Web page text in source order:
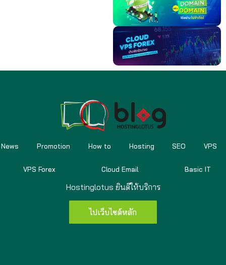
News Promotion How to Hosting SEO VPS
VPS Forex Cloud Email Basic IT
Hostinglotus ยินดีให้บริการ
ไปเว็บไซต์หลัก